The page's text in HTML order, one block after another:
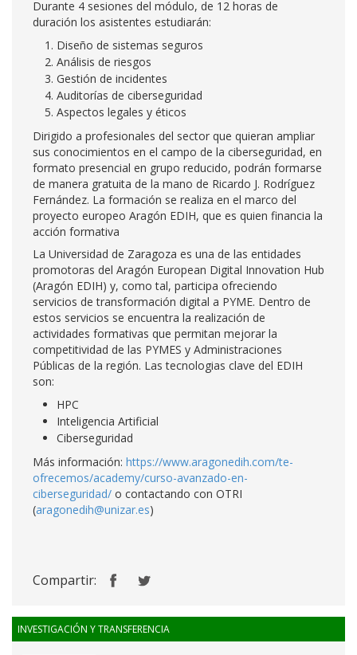
Durante 4 sesiones del módulo, de 12 horas de
duración los asistentes estudiarán:
Diseño de sistemas seguros
Análisis de riesgos
Gestión de incidentes
Auditorías de ciberseguridad
Aspectos legales y éticos
Dirigido a profesionales del sector que quieran ampliar
sus conocimientos en el campo de la ciberseguridad, en
formato presencial en grupo reducido, podrán formarse
de manera gratuita de la mano de Ricardo J. Rodríguez
Fernández. La formación se realiza en el marco del
proyecto europeo Aragón EDIH, que es quien financia la
acción formativa
La Universidad de Zaragoza es una de las entidades
promotoras del Aragón European Digital Innovation Hub
(Aragón EDIH) y, como tal, participa ofreciendo
servicios de transformación digital a PYME. Dentro de
estos servicios se encuentra la realización de
actividades formativas que permitan mejorar la
competitividad de las PYMES y Administraciones
Públicas de la región. Las tecnologias clave del EDIH
son:
HPC
Inteligencia Artificial
Ciberseguridad
Más información: https://www.aragonedih.com/te-
ofrecemos/academy/curso-avanzado-en-
ciberseguridad/ o contactando con OTRI
(aragonedih@unizar.es)
Compartir:
INVESTIGACIÓN Y TRANSFERENCIA